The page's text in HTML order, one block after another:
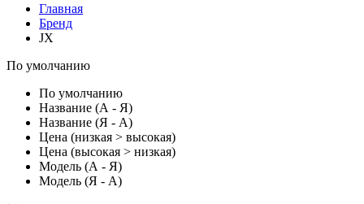
Главная
Бренд
JX
По умолчанию
По умолчанию
Название (А - Я)
Название (Я - А)
Цена (низкая > высокая)
Цена (высокая > низкая)
Модель (А - Я)
Модель (Я - А)